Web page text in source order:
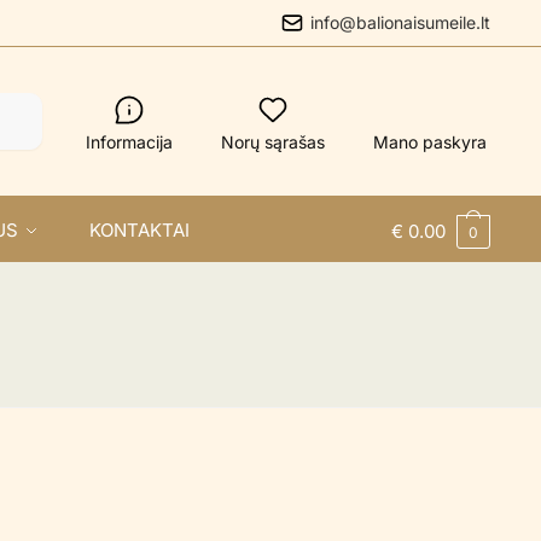
info@balionaisumeile.lt
Informacija Norų sąrašas Mano paskyra
KONTAKTAI € 0.00 0